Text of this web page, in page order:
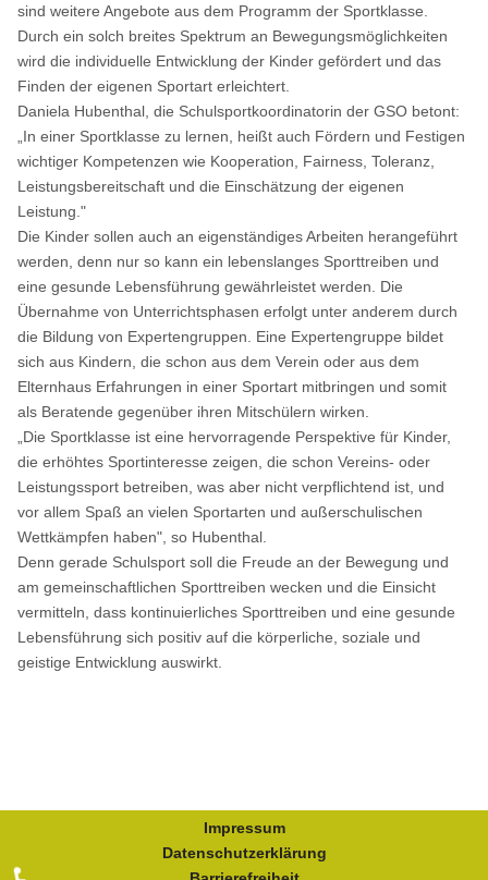
sind weitere Angebote aus dem Programm der Sportklasse.
Durch ein solch breites Spektrum an Bewegungsmöglichkeiten
wird die individuelle Entwicklung der Kinder gefördert und das
Finden der eigenen Sportart erleichtert.
Daniela Hubenthal, die Schulsportkoordinatorin der GSO betont:
„In einer Sportklasse zu lernen, heißt auch Fördern und Festigen
wichtiger Kompetenzen wie Kooperation, Fairness, Toleranz,
Leistungsbereitschaft und die Einschätzung der eigenen
Leistung."
Die Kinder sollen auch an eigenständiges Arbeiten herangeführt
werden, denn nur so kann ein lebenslanges Sporttreiben und
eine gesunde Lebensführung gewährleistet werden. Die
Übernahme von Unterrichtsphasen erfolgt unter anderem durch
die Bildung von Expertengruppen. Eine Expertengruppe bildet
sich aus Kindern, die schon aus dem Verein oder aus dem
Elternhaus Erfahrungen in einer Sportart mitbringen und somit
als Beratende gegenüber ihren Mitschülern wirken.
„Die Sportklasse ist eine hervorragende Perspektive für Kinder,
die erhöhtes Sportinteresse zeigen, die schon Vereins- oder
Leistungssport betreiben, was aber nicht verpflichtend ist, und
vor allem Spaß an vielen Sportarten und außerschulischen
Wettkämpfen haben", so Hubenthal.
Denn gerade Schulsport soll die Freude an der Bewegung und
am gemeinschaftlichen Sporttreiben wecken und die Einsicht
vermitteln, dass kontinuierliches Sporttreiben und eine gesunde
Lebensführung sich positiv auf die körperliche, soziale und
geistige Entwicklung auswirkt.
Impressum
Datenschutzerklärung